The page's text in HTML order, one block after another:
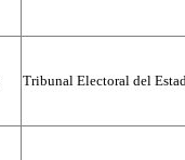
Tribunal Electoral del